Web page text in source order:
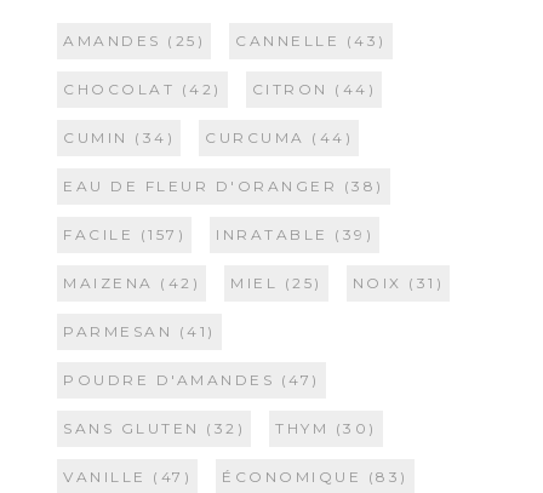
AMANDES (25) CANNELLE (43)
CHOCOLAT (42) CITRON (44)
CUMIN (34) CURCUMA (44)
EAU DE FLEUR D'ORANGER (38)
FACILE (157) INRATABLE (39)
MAIZENA (42) MIEL (25) NOIX (31)
PARMESAN (41)
POUDRE D'AMANDES (47)
SANS GLUTEN (32) THYM (30)
VANILLE (47) ÉCONOMIQUE (83)